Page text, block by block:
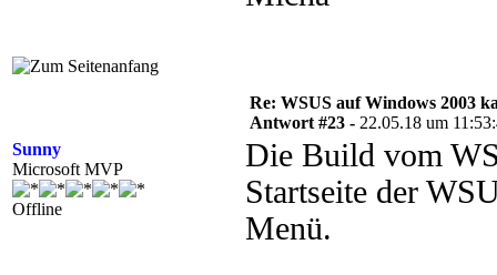
Sunny
Microsoft MVP
Offline
Re: WSUS auf Windows 2003
Antwort #23 - 22.05.18 um
Die Build vom
Startseite der
Menü.